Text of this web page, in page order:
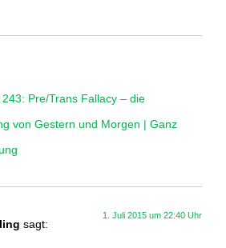
243: Pre/Trans Fallacy – die
von Gestern und Morgen | Ganz
sagt:
1. Juli 2015 um 22:40 Uhr